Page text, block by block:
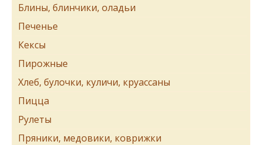
Блины, блинчики, оладьи
Печенье
Кексы
Пирожные
Хлеб, булочки, куличи, круассаны
Пицца
Рулеты
Пряники, медовики, коврижки